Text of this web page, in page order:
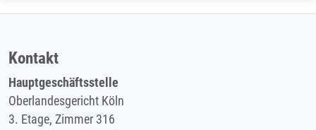
Kontakt
Hauptgeschäftsstelle
Oberlandesgericht Köln
3. Etage, Zimmer 316